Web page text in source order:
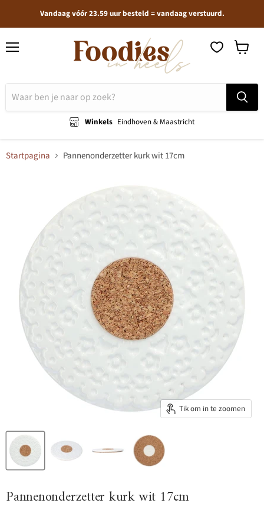
Vandaag vóór 23.59 uur besteld = vandaag verstuurd.
Winkels Eindhoven & Maastricht
Startpagina Pannenonderzetter kurk wit 17cm
Tik om in te zoomen
Pannenonderzetter kurk wit 17cm